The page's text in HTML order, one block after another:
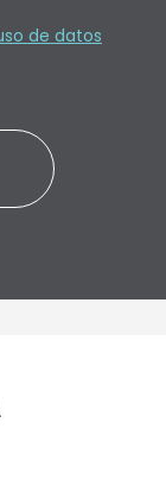
de datos